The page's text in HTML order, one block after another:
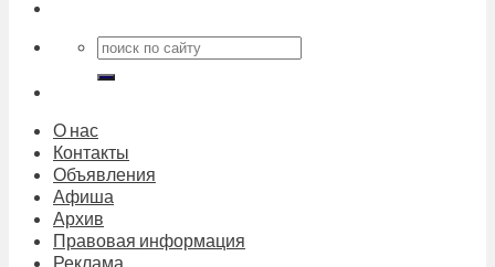
О нас
Контакты
Объявления
Афиша
Архив
Правовая информация
Реклама